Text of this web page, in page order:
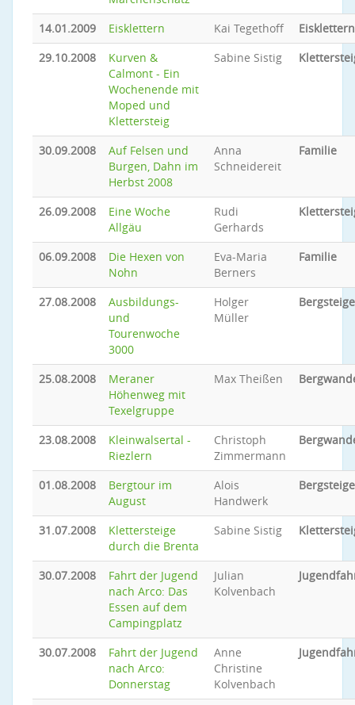
14.01.2009 Eisklettern Kai Tegethoff
Eisklettern
29.10.2008
Kurven &
Calmont - Ein
Wochenende mit
Moped und
Klettersteig
Sabine Sistig
30.09.2008
Auf Felsen und
Burgen, Dahn im
Herbst 2008
Anna
Schneidereit
Familie
26.09.2008
Eine Woche
Allgäu
Rudi
Gerhards
06.09.2008
Die Hexen von
Nohn
Eva-Maria
Berners
Familie
27.08.2008
Ausbildungs-
und
Tourenwoche
3000
Holger
Müller
25.08.2008
Meraner
Höhenweg mit
Texelgruppe
Max Theißen
23.08.2008
Kleinwalsertal -
Riezlern
Christoph
Zimmermann
01.08.2008
Bergtour im
August
Alois
Handwerk
31.07.2008
Klettersteige
durch die Brenta
Sabine Sistig
30.07.2008
Fahrt der Jugend
nach Arco: Das
Essen auf dem
Campingplatz
Julian
Kolvenbach
30.07.2008
Fahrt der Jugend
nach Arco:
Donnerstag
Anne
Christine
Kolvenbach